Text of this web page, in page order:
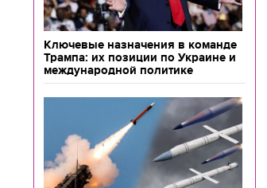
Ключевые назначения в команде
Трампа: их позиции по Украине и
международной политике